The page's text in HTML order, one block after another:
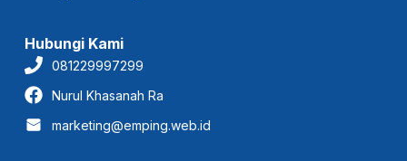
Hubungi Kami
081229997299
Nurul Khasanah Ra
marketing@emping.web.id